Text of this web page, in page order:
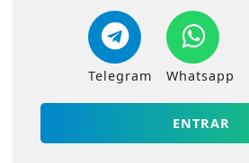
Telegram Whatsapp
ENTRAR